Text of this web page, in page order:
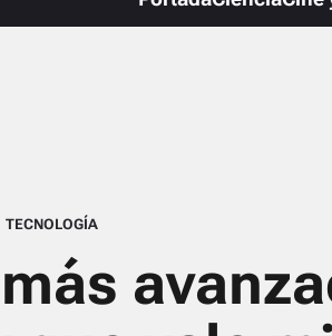
TECNOLOGÍA